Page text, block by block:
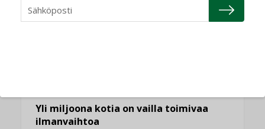
Puheista tekoihin – uusin teknologia
Yli miljoona kotia on vailla toimivaa
ilmanvaihtoa